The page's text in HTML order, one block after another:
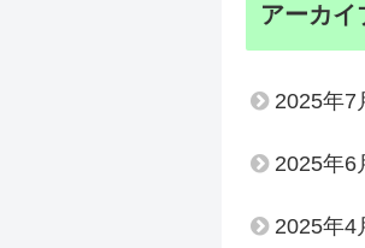
アーカイ
2025年7
2025年6
2025年4